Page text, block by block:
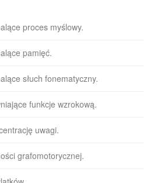
proces myślowy.
pamięć.
słuch fonematyczny.
funkcje wzrokową.
uwagi.
grafomotorycznej.